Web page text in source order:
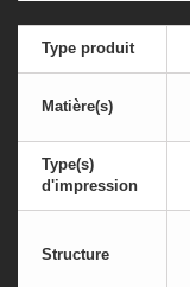
Type produit
Matière(s)
Type(s)
d'impression
Structure